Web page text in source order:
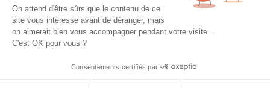
emily & noah
esprit
etrier
fabrizio
paul marius
samsonite
tamaris
valentino
On attend d'être sûrs que le contenu de ce
site vous intéresse avant de déranger, mais
on aimerait bien vous accompagner pendant votre visite...
C'est OK pour vous ?
Consentements certifiés par